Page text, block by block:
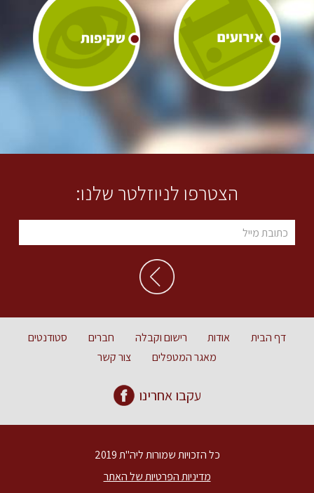
הצטרפו לניוזלטר שלנו:
דף הבית אודות רישום וקבלה חברים
סטודנטים
מאגר המטפלים
צור קשר
עקבו אחרינו
כל הזכויות שמורות ליה"ת 2019
מדיניות הפרטיות של האתר